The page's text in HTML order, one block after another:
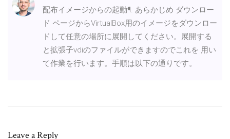
配布イメージからの起動¶. あらかじめ ダウンロー
ド ページからVirtualBox用のイメージをダウンロー
ドして任意の場所に展開してください。展開する
と拡張子vdiのファイルができますのでこれを 用い
て作業を行います。手順は以下の通りです。
Leave a Reply